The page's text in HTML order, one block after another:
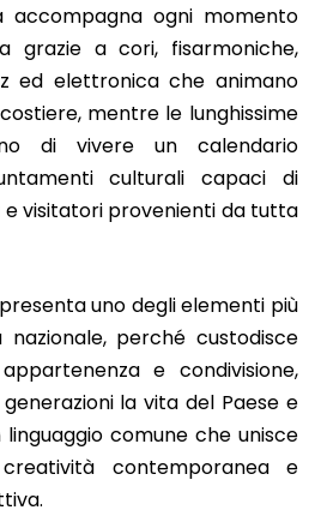
accompagna ogni momento
grazie a cori, fisarmoniche,
ed elettronica che animano
mentre le lunghissime
di vivere un calendario
culturali capaci di
visitatori provenienti da tutta
uno degli elementi più
nazionale, perché custodisce
e condivisione,
la vita del Paese e
comune che unisce
contemporanea e